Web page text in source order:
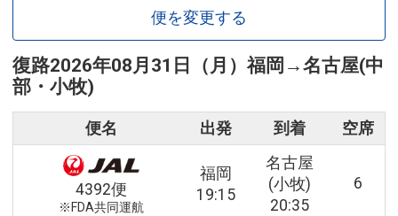
便を変更する
復路2026年08月31日（月）福岡 →名古屋(中
部・小牧)
便名 出発 到着 空席
4392便
※FDA共同運航
福岡
19:15
名古屋
(小牧)
20:35
6